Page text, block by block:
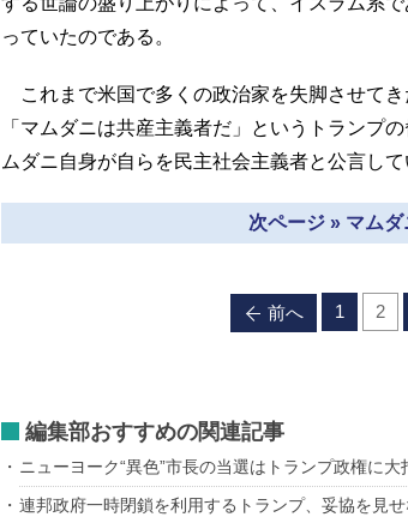
っていたのである。
これまで米国で多くの政治家を失脚させてき
「マムダニは共産主義者だ」というトランプ
ムダニ自身が自らを民主社会主義者と公言して
次ページ » マム
前へ 1 2
編集部おすすめの関連記事
ニューヨーク“異色”市長の当選はトランプ政権に
連邦政府一時閉鎖を利用するトランプ、妥協を見